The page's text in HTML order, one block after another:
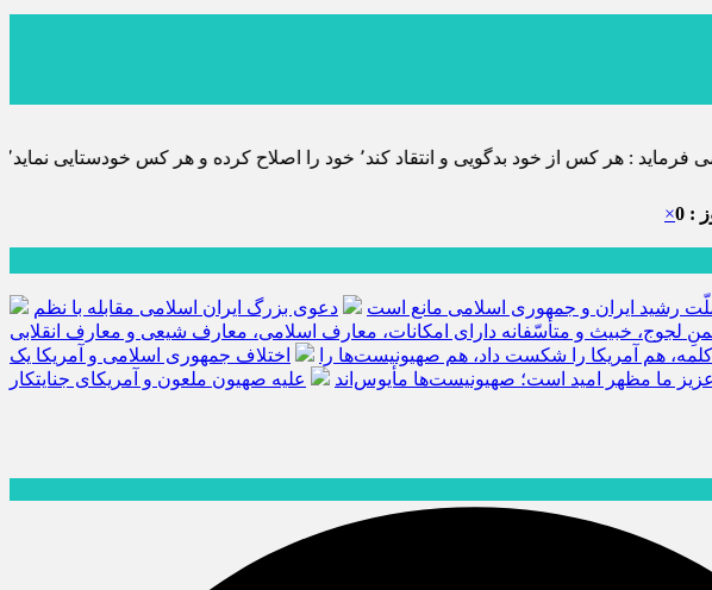
خود را اصلاح کرده و هر کس خودستایی نماید٬ پس به تحقیق خویش را تباه نموده است.
: 0
×
ملّت رشید ایران و جمهوری اسلامی مانع است
دعوی بزرگ ایران اسلامی مقابله با نظم
لجوج، خبیث و متأسّفانه دارای امکانات، معارف اسلامی، معارف شیعی و معارف انقلابی
هم آمریکا را شکست داد، هم صهیونیست‌ها را
اختلاف جمهوری اسلامی و آمریکا یک
عزیز ما مظهر امید است؛ صهیونیست‌ها مأیوس‌اند علیه صهیون ملعون و آمریکای جنایتکار